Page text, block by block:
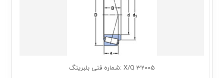
32005 X/Q :شماره فنی بلبرینگ